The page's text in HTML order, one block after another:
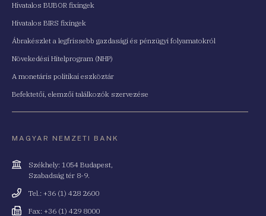
Hivatalos BUBOR fixingek
Hivatalos BIRS fixingek
Ábrakészlet a legfrissebb gazdasági és pénzügyi folyamatokról
Növekedési Hitelprogram (NHP)
A monetáris politikai eszköztár
Befektetői, elemzői találkozók szervezése
MAGYAR NEMZETI BANK
Cím
Székhely: 1054 Budapest,
Szabadság tér 8-9.
Telefonszám
Tel.: +36 (1) 428 2600
Fax
Fax: +36 (1) 429 8000